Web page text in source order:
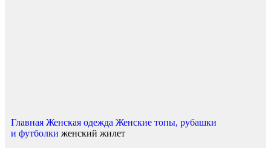
Главная Женская одежда Женские топы, рубашки
и футболки женский жилет